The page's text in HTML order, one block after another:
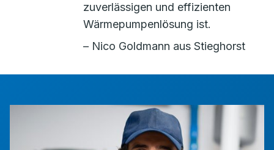
zuverlässigen und effizienten
Wärmepumpenlösung ist.
– Nico Goldmann aus Stieghorst